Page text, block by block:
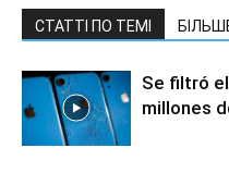
СТАТТІ ПО ТЕМІ
Se filtró
millones